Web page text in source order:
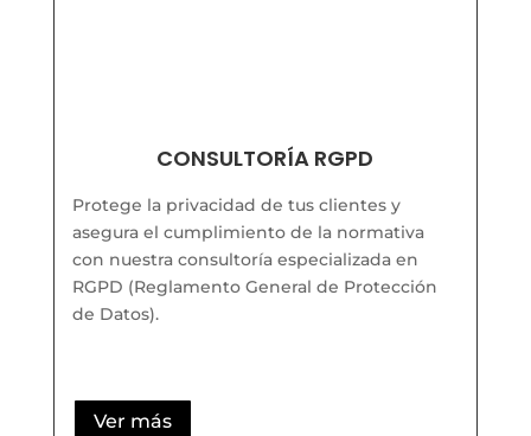
CONSULTORÍA RGPD
Protege la privacidad de tus clientes y
asegura el cumplimiento de la normativa
con nuestra consultoría especializada en
RGPD (Reglamento General de Protección
de Datos).
Ver más